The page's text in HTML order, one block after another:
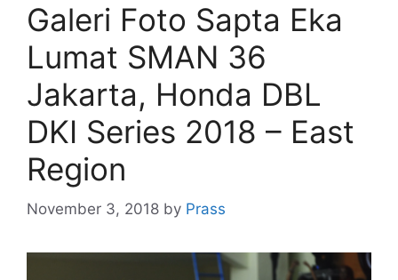
Galeri Foto Sapta Eka
Lumat SMAN 36
Jakarta, Honda DBL
DKI Series 2018 – East
Region
November 3, 2018 by Prass